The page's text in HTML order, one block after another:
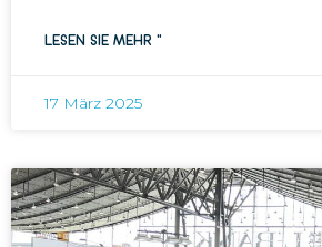
LESEN SIE MEHR "
17 März 2025